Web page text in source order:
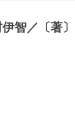
智／〔著